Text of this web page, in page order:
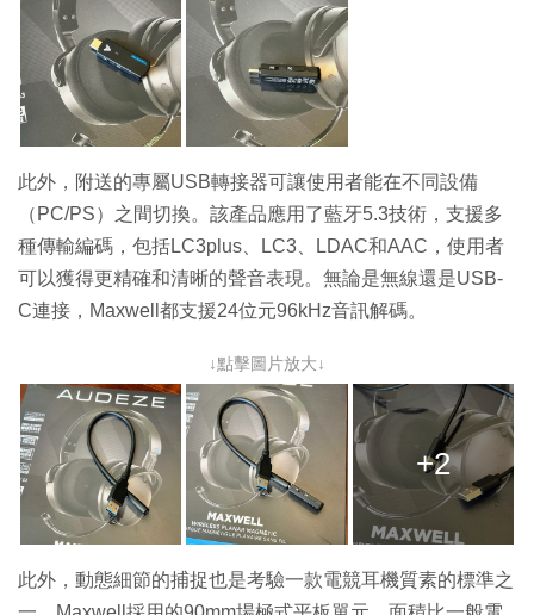
此外，附送的專屬USB轉接器可讓使用者能在不同設備
（PC/PS）之間切換。該產品應用了藍牙5.3技術，支援多
種傳輸編碼，包括LC3plus、LC3、LDAC和AAC，使用者
可以獲得更精確和清晰的聲音表現。無論是無線還是USB-
C連接，Maxwell都支援24位元96kHz音訊解碼。
↓點擊圖片放大↓
+2
此外，動態細節的捕捉也是考驗一款電競耳機質素的標準之